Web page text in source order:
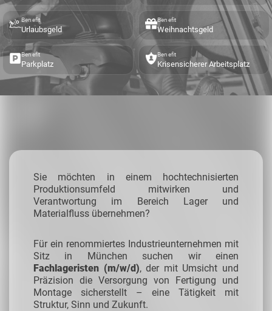
Benefit
Urlaubsgeld
Benefit
Weihnachtsgeld
Benefit
Parkplatz
Benefit
Krisensicherer Arbeitsplatz
Sie möchten in einem hochtechnisierten
Produktionsumfeld mitwirken und
Verantwortung im Bereich Lager und
Materialfluss übernehmen?
Für ein renommiertes Industrieunternehmen mit
Sitz in München suchen wir einen
Fachlageristen (m/w/d), der mit Umsicht und
Präzision die Versorgung von Fertigung und
Montage sicherstellt – eine Tätigkeit mit
Struktur, Sinn und Zukunft.